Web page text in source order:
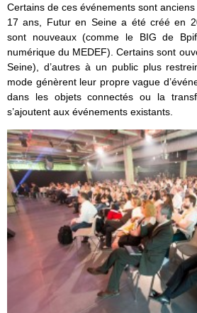
Certains de ces événements sont anciens
17 ans, Futur en Seine a été créé en
sont nouveaux (comme le BIG de
numérique du MEDEF). Certains sont
Seine), d’autres à un public plus
mode génèrent leur propre vague
dans les objets connectés ou la
s’ajoutent aux événements existants.